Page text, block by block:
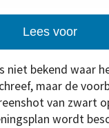
Lees voor
niet bekend waar
maar de
van zwart
wordt